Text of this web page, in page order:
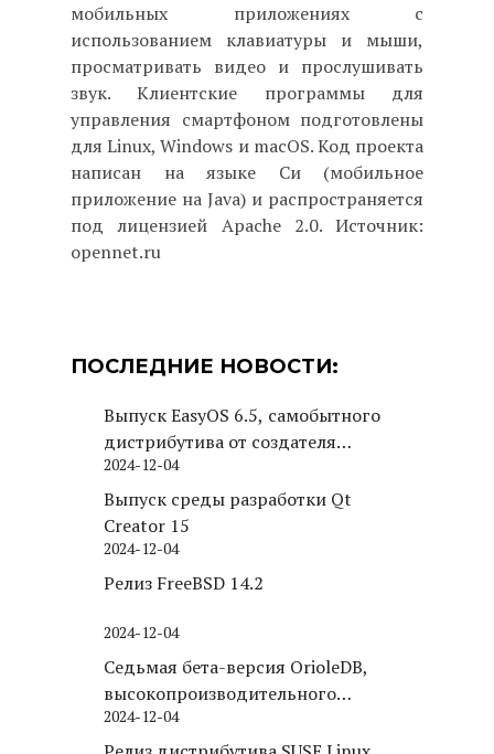
мобильных приложениях с
использованием клавиатуры и мыши,
просматривать видео и прослушивать
звук. Клиентские программы для
управления смартфоном подготовлены
для Linux, Windows и macOS. Код проекта
написан на языке Си (мобильное
приложение на Java) и распространяется
под лицензией Apache 2.0. Источник:
opennet.ru
ПОСЛЕДНИЕ НОВОСТИ:
Выпуск EasyOS 6.5, самобытного
дистрибутива от создателя
Puppy Linux
2024-12-04
Выпуск среды разработки Qt
Creator 15
2024-12-04
Релиз FreeBSD 14.2
2024-12-04
Седьмая бета-версия OrioleDB,
высокопроизводительного
движка хранения для PostgreSQL
2024-12-04